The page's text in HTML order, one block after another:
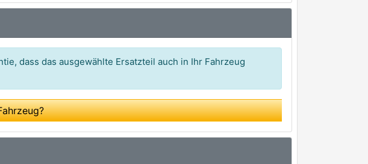
dass das ausgewählte Ersatzteil auch in Ihr Fahrzeug